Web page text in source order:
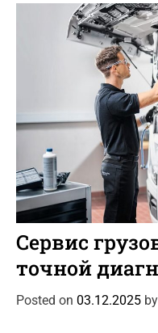
C
a
t
e
g
Интересное Новости
Сервис
точной
узлов
Posted on 03.12.2025 by